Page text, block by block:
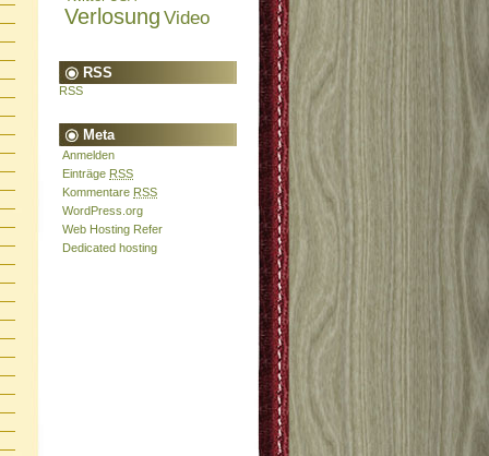
Verlosung Video
RSS
RSS
Meta
Anmelden
Einträge RSS
Kommentare RSS
WordPress.org
Web Hosting Refer
Dedicated hosting